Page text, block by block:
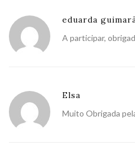
eduarda
A participar,
Elsa
Muito Obrigada